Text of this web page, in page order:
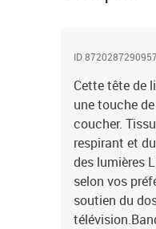
ID
Cette tête de
une touche
coucher.
respirant et
des lumières
selon vos
soutien du